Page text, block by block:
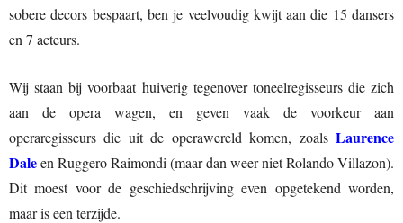
sobere decors bespaart, ben je veelvoudig kwijt aan die 15 dansers
en 7 acteurs.
Wij staan bij voorbaat huiverig tegenover toneelregisseurs die zich
aan de opera wagen, en geven vaak de voorkeur aan
operaregisseurs die uit de operawereld komen, zoals Laurence
Daleen Ruggero Raimondi (maar dan weer niet Rolando Villazon).
Dit moest voor de geschiedschrijving even opgetekend worden,
maar is een terzijde.